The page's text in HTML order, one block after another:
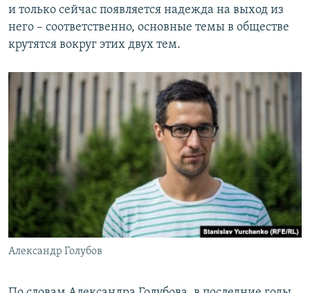
и только сейчас появляется надежда на выход из
него – соответственно, основные темы в обществе
крутятся вокруг этих двух тем.
Александр Голубов